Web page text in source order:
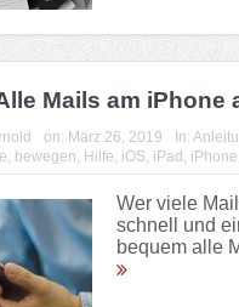
Mails am iPhone
on: März 26, 2019 In:
bewegen Hilfe iOS iPad iPhone
Wer viele
schnell und
bequem alle